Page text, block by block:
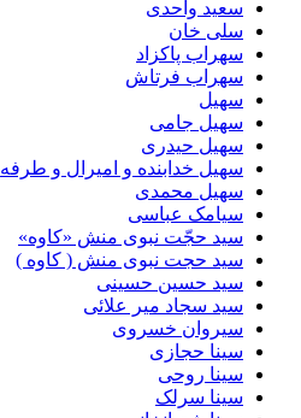
سعید واحدی
سلی خان
سهراب پاکزاد
سهراب فرتاش
سهیل
سهیل جامی
سهیل حیدری
سهیل خدابنده و امیرال و طرفه
سهیل محمدی
سیامک عباسی
سید حجّت نبوی منش «کاوه»
سید حجت نبوی منش ( کاوه )
سید حسین حسینى
سید سجاد میر علائی
سیروان خسروی
سینا حجازی
سینا روحی
سینا سرلک